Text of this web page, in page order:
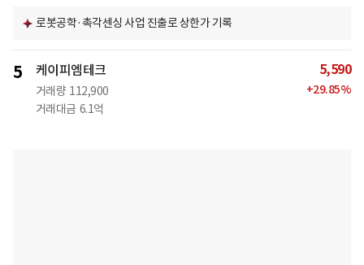
로봇공학·촉각센싱 사업 진출로 상한가 기록
5 케이피엠테크
거래량 112,900
거래대금 6.1억
5,590
+29.85%